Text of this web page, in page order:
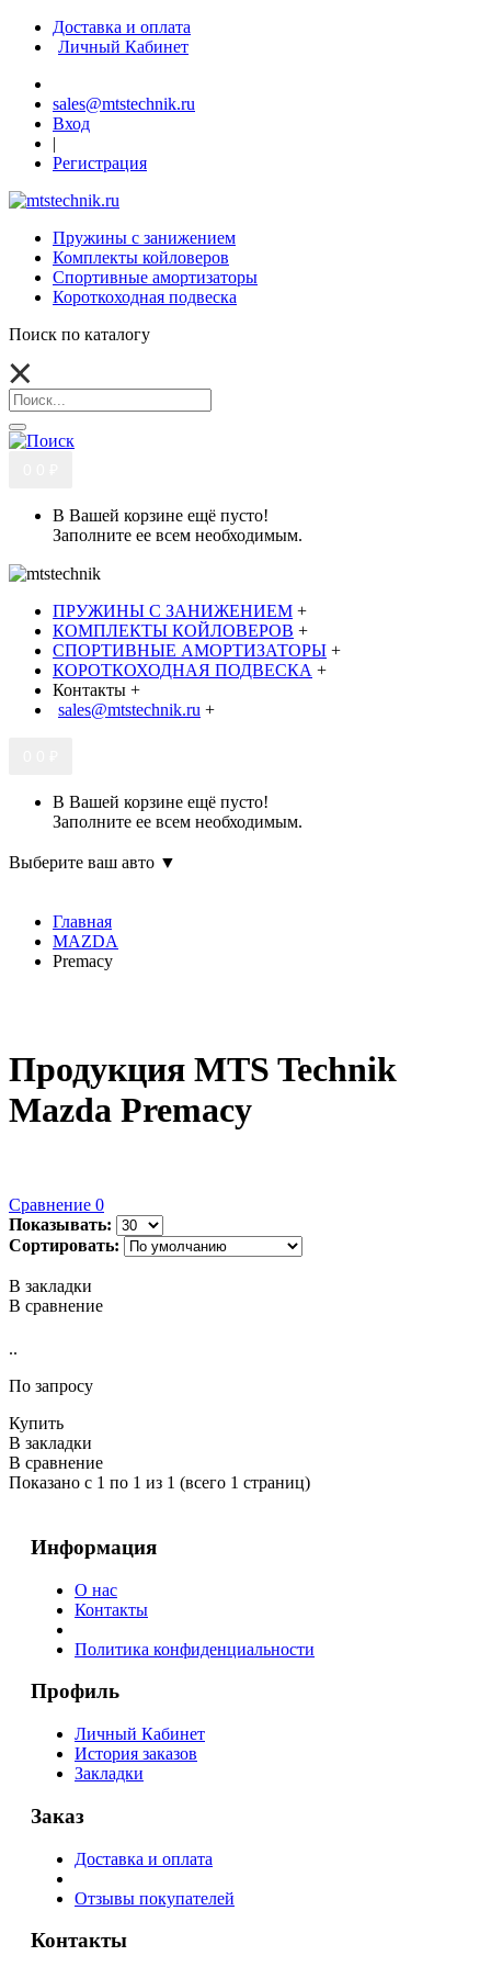
Доставка и оплата
Личный Кабинет
sales@mtstechnik.ru
Вход
|
Регистрация
Пружины с занижением
Комплекты койловеров
Спортивные амортизаторы
Короткоходная подвеска
Поиск по каталогу
В Вашей корзине ещё пусто!
Заполните ее всем необходимым.
ПРУЖИНЫ С ЗАНИЖЕНИЕМ +
КОМПЛЕКТЫ КОЙЛОВЕРОВ +
СПОРТИВНЫЕ АМОРТИЗАТОРЫ +
КОРОТКОХОДНАЯ ПОДВЕСКА +
Контакты +
sales@mtstechnik.ru +
В Вашей корзине ещё пусто!
Заполните ее всем необходимым.
Выберите ваш авто ▼
Главная
MAZDA
Premacy
Продукция MTS Technik
Mazda Premacy
Сравнение 0
Показывать:
Сортировать:
В закладки
В сравнение
..
По запросу
Купить
В закладки
В сравнение
Показано с 1 по 1 из 1 (всего 1 страниц)
Информация
О нас
Контакты
Политика конфиденциальности
Профиль
Личный Кабинет
История заказов
Закладки
Заказ
Доставка и оплата
Отзывы покупателей
Контакты